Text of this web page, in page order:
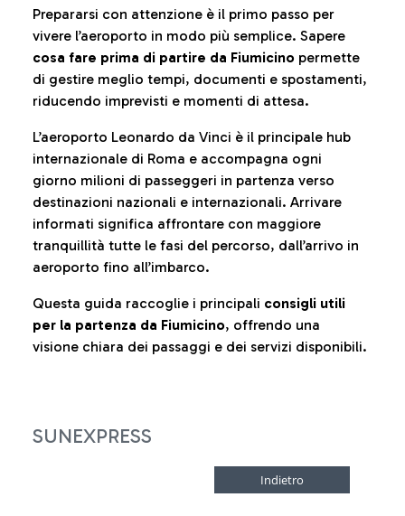
Prepararsi con attenzione è il primo passo per
vivere l’aeroporto in modo più semplice. Sapere
cosa fare prima di partire da Fiumicino permette
di gestire meglio tempi, documenti e spostamenti,
riducendo imprevisti e momenti di attesa.
L’aeroporto Leonardo da Vinci è il principale hub
internazionale di Roma e accompagna ogni
giorno milioni di passeggeri in partenza verso
destinazioni nazionali e internazionali. Arrivare
informati significa affrontare con maggiore
tranquillità tutte le fasi del percorso, dall’arrivo in
aeroporto fino all’imbarco.
Questa guida raccoglie i principali consigli utili
per la partenza da Fiumicino, offrendo una
visione chiara dei passaggi e dei servizi disponibili.
SUNEXPRESS